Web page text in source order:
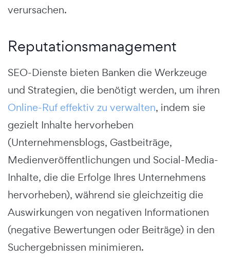
verursachen.
Reputationsmanagement
SEO-Dienste bieten Banken die Werkzeuge
und Strategien, die benötigt werden, um ihren
Online-Ruf effektiv zu verwalten, indem sie
gezielt Inhalte hervorheben
(Unternehmensblogs, Gastbeiträge,
Medienveröffentlichungen und Social-Media-
Inhalte, die die Erfolge Ihres Unternehmens
hervorheben), während sie gleichzeitig die
Auswirkungen von negativen Informationen
(negative Bewertungen oder Beiträge) in den
Suchergebnissen minimieren.